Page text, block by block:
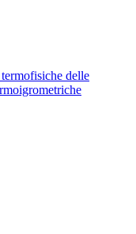
delle